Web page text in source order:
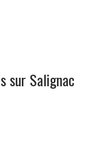
sur Salignac